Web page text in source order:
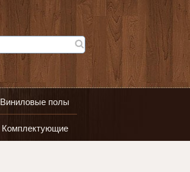
Виниловые полы
Комплектующие